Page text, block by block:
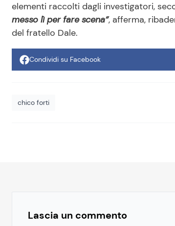
elementi raccolti dagli investigatori,
messo lì per fare scena”, afferma,
del fratello Dale.
Condividi su Facebook
chico forti
Lascia un commento